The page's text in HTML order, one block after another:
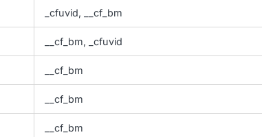
_cfuvid, __cf_bm
__cf_bm, _cfuvid
__cf_bm
__cf_bm
__cf_bm